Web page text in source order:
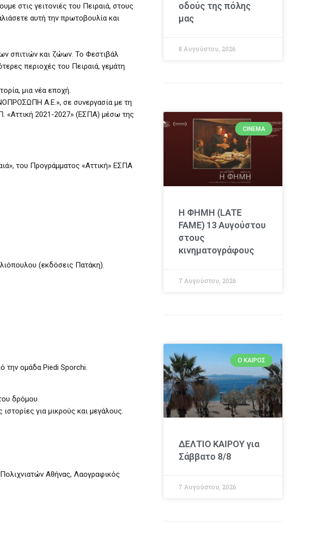
στις γειτονιές του Πειραιά, στους
αυτή την πρωτοβουλία και
σπιτιών και ζώων. Το Φεστιβάλ
περιοχές του Πειραιά, γεμάτη
μια νέα εποχή.
Α.Ε.», σε συνεργασία με τη
«Αττική 2021-2027» (ΕΣΠΑ) μέσω της
του Προγράμματος «Αττική» ΕΣΠΑ
(εκδόσεις Πατάκη).
την ομάδα Piedi Sporchi.
δρόμου.
για μικρούς και μεγάλους.
Αθήνας, Λαογραφικός
οδούς της πόλης
μας
8 Αυγούστου, 2026
CINEMA
Η ΦΗΜΗ (LATE
FAME) 13 Αυγούστου
στους
κινηματογράφους
7 Αυγούστου, 2026
Ο ΚΑΙΡΌΣ
ΔΕΛΤΙΟ ΚΑΙΡΟΥ για
Σάββατο 8/8
7 Αυγούστου, 2026